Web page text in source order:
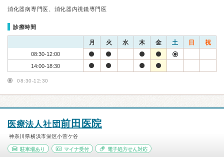
消化器病専門医、消化器内視鏡専門医
診療時間
月 火 水 木 金 土 日 祝
08:30-12:00
14:00-18:30
08:30-12:30
医療法人社団前田医院
神奈川県横浜市栄区小菅ケ谷
駐車場あり マイナ受付 電子処方せん対応